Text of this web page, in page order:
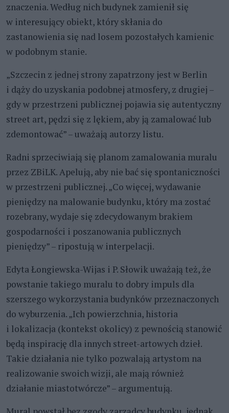
znaczenia. Według nich budynek zamienił się
w interesujący obiekt, który skłania do
zastanowienia się nad losem pozostałych kamienic
w podobnym stanie.
„Szczecin z jednej strony zapatrzony jest w Berlin
i dąży do uzyskania podobnej atmosfery, z drugiej –
gdy w przestrzeni publicznej pojawia się autentyczny
street art, pędzi się z lękiem, aby ją zamalować lub
zdemontować” – uważają autorzy listu.
Radni sprzeciwiają się planom zamalowania muralu
przez ZBiLK. Apelują, aby nie bać się spontaniczności
w przestrzeni publicznej. „Co więcej, wydawanie
pieniędzy na malowanie budynku, który ma zostać
rozebrany, wydaje się zdecydowanym brakiem
gospodarności i poszanowania publicznych
pieniędzy” – ripostują w interpelacji.
Edyta Łongiewska-Wijas i P. Słowik uważają też, że
powstanie takiego muralu to dobry impuls dla
szerszego wykorzystania budynków przeznaczonych
do wyburzenia. „Ich powierzchnia, historia
i lokalizacja (kontekst okolicy) z pewnością stanowić
będą inspirację dla innych street-artowych dzieł.
Takie działania nie tylko pozwalają artystom na
realizowanie swoich wizji, ale mają również
działanie miastotwórcze” – argumentują.